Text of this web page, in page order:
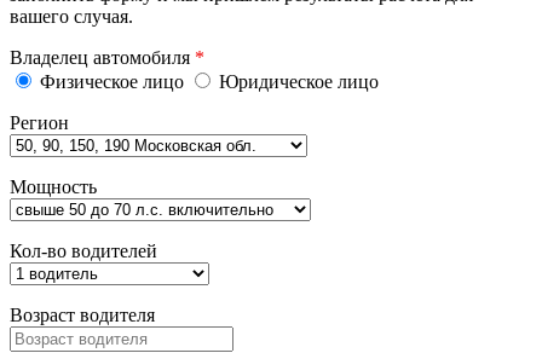
вашего случая.
Владелец автомобиля *
Физическое лицо
Юридическое лицо
Регион
Мощность
Кол-во водителей
Возраст водителя